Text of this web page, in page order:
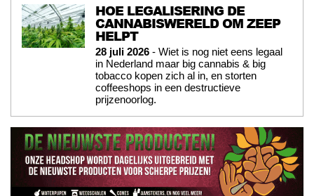
HOE LEGALISERING DE
CANNABISWERELD OM ZEEP
HELPT
28 juli 2026 - Wiet is nog niet eens legaal
in Nederland maar big cannabis & big
tobacco kopen zich al in, en storten
coffeeshops in een destructieve
prijzenoorlog.